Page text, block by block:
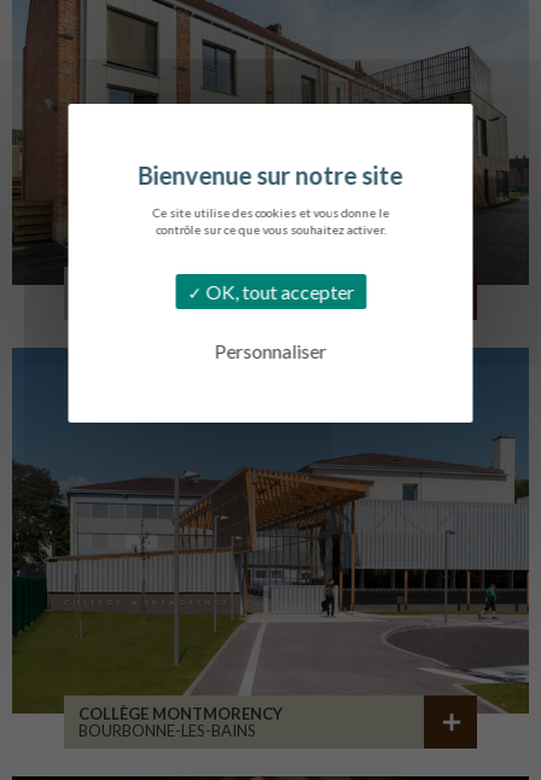
Ce site utilise des cookies et vous donne le
contrôle sur ce que vous souhaitez activer.
OK, tout accepter
Personnaliser
LOG. JEUNES TRAVAILLEURS
COLLÈGE MONTMORENCY
BOURBONNE-LES-BAINS